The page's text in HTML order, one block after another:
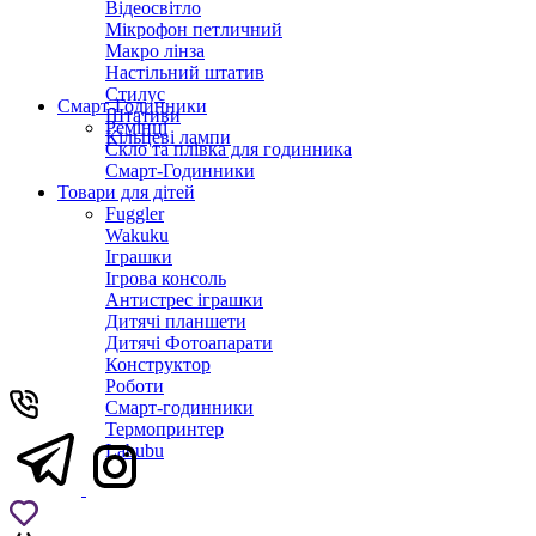
Відеосвітло
Мікрофон петличний
Макро лінза
Настільний штатив
Стилус
Штативи
Кільцеві лампи
Смарт-Годинники
Ремінці
Скло та плівка для годинника
Смарт-Годинники
Товари для дітей
Fuggler
Wakuku
Іграшки
Ігрова консоль
Антистрес іграшки
Дитячi планшети
Дитячі Фотоапарати
Конструктор
Роботи
Смарт-годинники
Термопринтер
Labubu